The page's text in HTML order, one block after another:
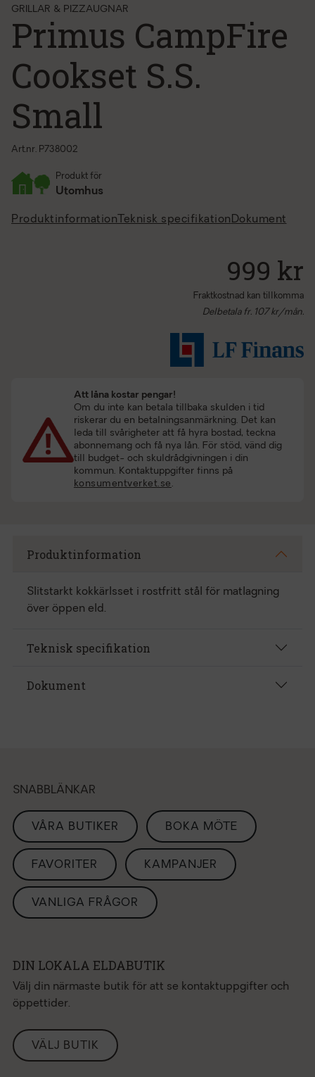
GRILLAR & PIZZAUGNAR
Primus CampFire
Cookset S.S.
Small
Art.nr. P738002
Produkt för
Utomhus
Produktinformation Teknisk specifikation Dokument
999 kr
Fraktkostnad kan tillkomma
Delbetala fr. 107kr/mån.
Att låna kostar pengar!
Om du inte kan betala tillbaka skulden i tid
riskerar du en betalningsanmärkning. Det kan
leda till svårigheter att få hyra bostad, teckna
abonnemang och få nya lån. För stöd, vänd dig
till budget- och skuldrådgivningen i din
kommun. Kontaktuppgifter finns på
konsumentverket.se .
Produktinformation
Slitstarkt kokkärlsset i rostfritt stål för matlagning
över öppen eld.
Teknisk specifikation
Dokument
SNABBLÄNKAR
VÅRA BUTIKER BOKA MÖTE
FAVORITER KAMPANJER
VANLIGA FRÅGOR
DIN LOKALA ELDABUTIK
Välj din närmaste butik för att se kontaktuppgifter och
öppettider.
VÄLJ BUTIK